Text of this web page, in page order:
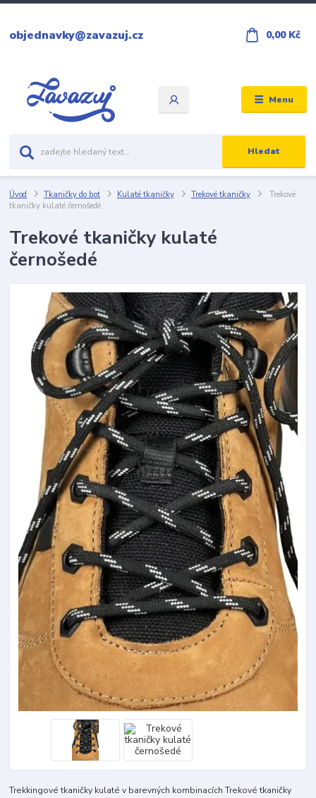
Menu
Hledat
objednavky@zavazuj.cz 0,00 Kč
Úvod Tkaničky do bot Kulaté tkaničky Trekové tkaničky
Trekové
tkaničky kulaté černošedé
Trekové tkaničky kulaté
černošedé
Trekkingové tkaničky kulaté v barevných kombinacích Trekové tkaničky